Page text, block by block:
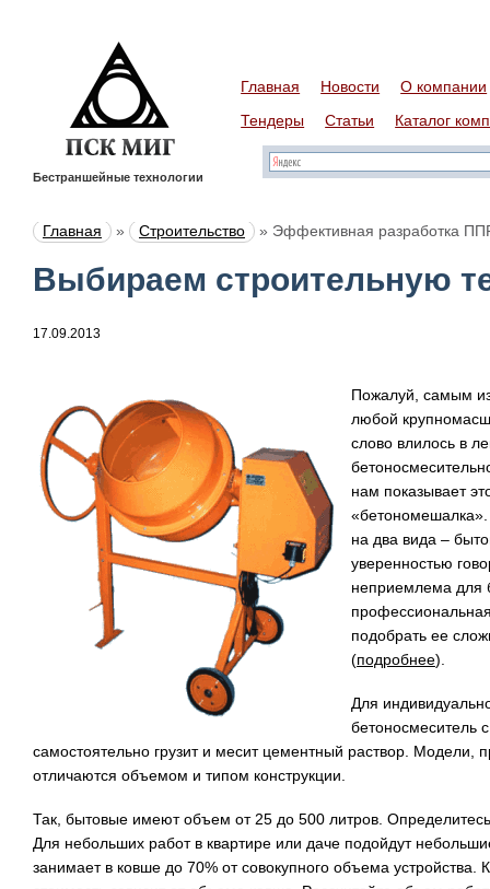
Бестраншейные технологии
Главная Новости
О компании
Тендеры
Статьи Каталог
Главная » Строительство » Эффективная разработка
Выбираем строительную
17.09.2013
Пожалуй, самым
любой
слово влилось в
нам показывает
«бетономешалка».
на два вида –
уверенностью
неприемлема для
подобрать ее
(подробнее).
Для
бетоносмеситель
самостоятельно грузит и месит цементный раствор. Модели,
отличаются объемом и типом конструкции.
Так, бытовые имеют объем от 25 до 500 литров.
Для небольших работ в квартире или даче подойдут
занимает в ковше до 70% от совокупного объема